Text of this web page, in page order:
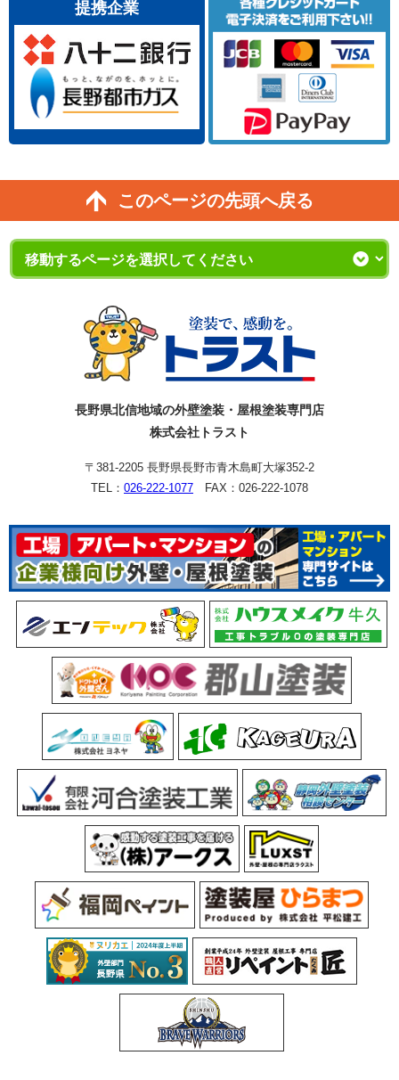
提携企業
このページの先頭へ戻る
長野県北信地域の外壁塗装・屋根塗装専門店
株式会社トラスト
〒381-2205 長野県長野市青木島町大塚352-2
TEL： 026-222-1077 FAX：026-222-1078